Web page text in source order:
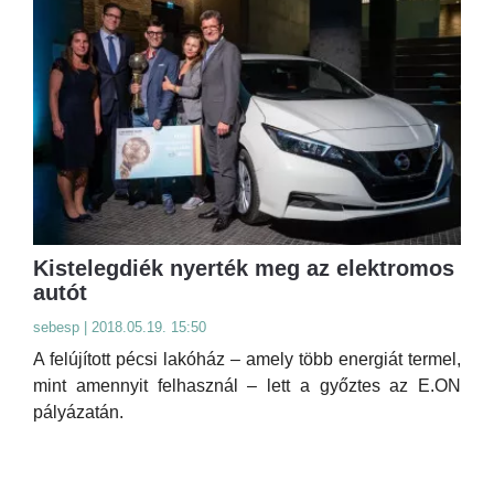
Kistelegdiék nyerték meg az elektromos
autót
sebesp | 2018.05.19. 15:50
A felújított pécsi lakóház – amely több energiát termel,
mint amennyit felhasznál – lett a győztes az E.ON
pályázatán.